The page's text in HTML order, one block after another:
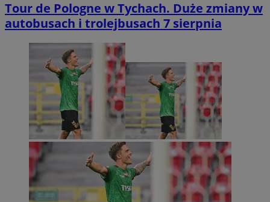
Tour de Pologne w Tychach. Duże zmiany w
autobusach i trolejbusach 7 sierpnia